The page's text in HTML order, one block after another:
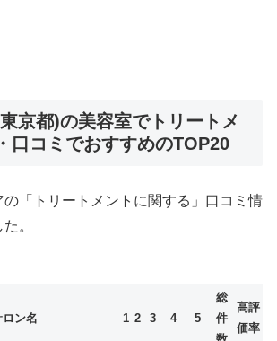
京都)の美容室でトリートメ
口コミでおすすめのTOP20
の「トリートメントに関する」口コミ情
。
ロン名 1 2 3 4 5
総
件
高評
価率